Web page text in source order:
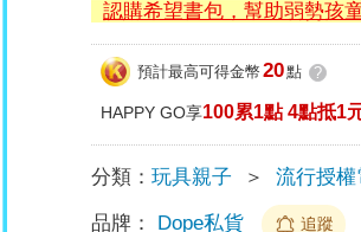
認購希望書包，幫助弱勢孩
預計最高可得金幣 20點 ?
HAPPY GO享100累1點 4點抵1
分類：玩具親子 ＞ 流行授權
品牌： Dope私貨 追蹤